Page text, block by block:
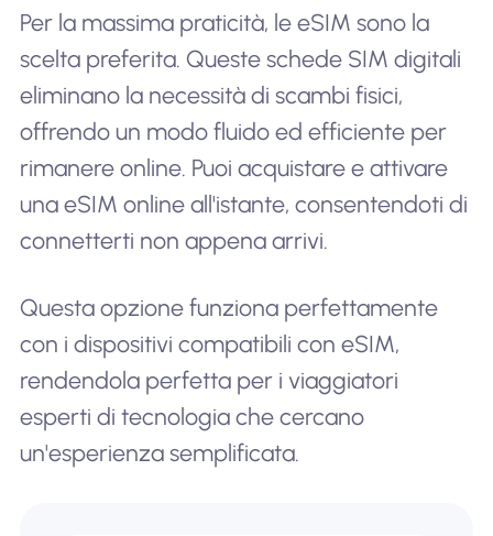
Per la massima praticità, le eSIM sono la
scelta preferita. Queste schede SIM digitali
eliminano la necessità di scambi fisici,
offrendo un modo fluido ed efficiente per
rimanere online. Puoi acquistare e attivare
una eSIM online all'istante, consentendoti di
connetterti non appena arrivi.
Questa opzione funziona perfettamente
con i dispositivi compatibili con eSIM,
rendendola perfetta per i viaggiatori
esperti di tecnologia che cercano
un'esperienza semplificata.